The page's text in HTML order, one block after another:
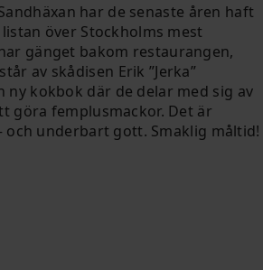
har de senaste åren haft
över Stockholms mest
gänget bakom restaurangen,
av skådisen Erik ”Jerka”
ny kokbok där de delar med sig av
göra femplusmackor. Det är
underbart gott. Smaklig måltid!